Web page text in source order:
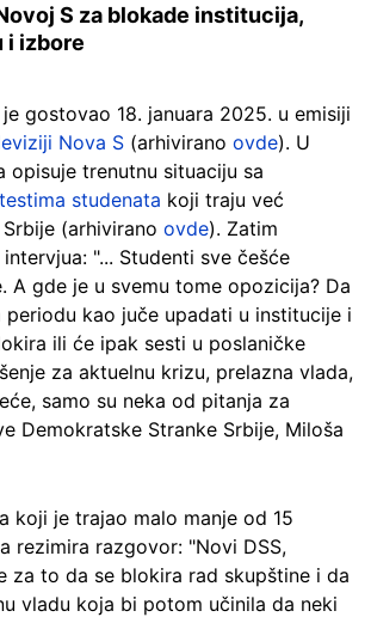
S za blokade institucija,
i izbore
gostovao 18. januara 2025. u emisiji
Nova S (arhivirano ovde). U
opisuje trenutnu situaciju sa
studenata koji traju već
(arhivirano ovde). Zatim
"... Studenti sve češće
A gde je u svemu tome opozicija? Da
periodu kao juče upadati u institucije i
ili će ipak sesti u poslaničke
za aktuelnu krizu, prelazna vlada,
samo su neka od pitanja za
Demokratske Stranke Srbije, Miloša
koji je trajao malo manje od 15
rezimira razgovor: "Novi DSS,
za to da se blokira rad skupštine i da
vladu koja bi potom učinila da neki